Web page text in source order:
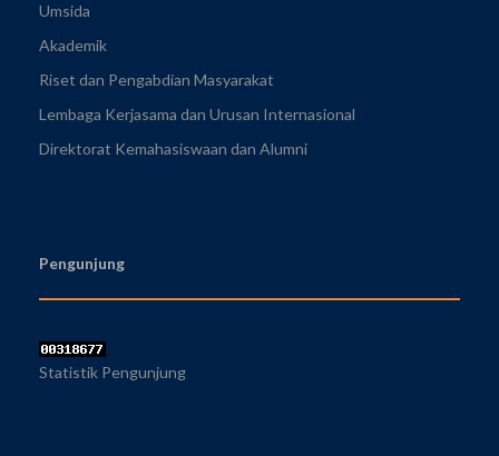
Umsida
Akademik
Riset dan Pengabdian Masyarakat
Lembaga Kerjasama dan Urusan Internasional
Direktorat Kemahasiswaan dan Alumni
Pengunjung
Statistik Pengunjung